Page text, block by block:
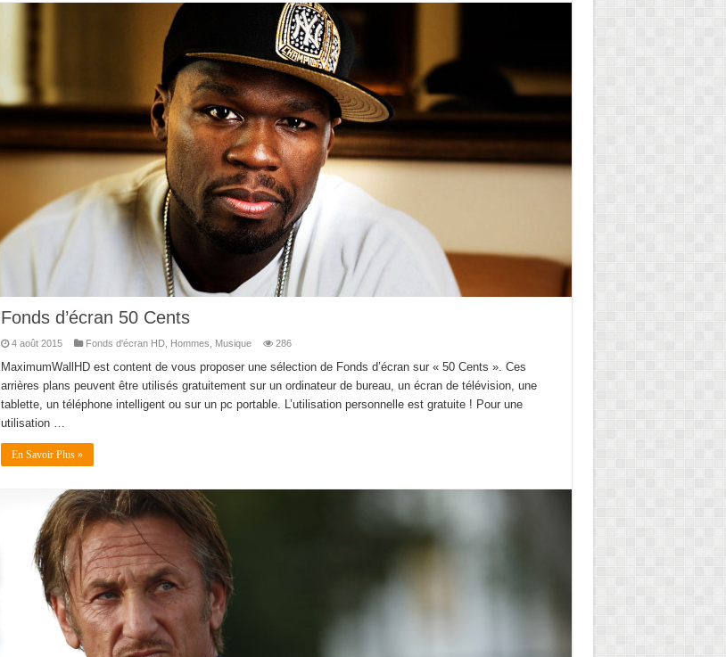
Fonds d’écran 50 Cents
4 août 2015 Fonds d'écran HD, Hommes Musique 286
MaximumWallHD est content de vous proposer une sélection de Fonds d’écran sur « 50 Cents ». Ces
arrières plans peuvent être utilisés gratuitement sur un ordinateur de bureau, un écran de télévision, une
tablette, un téléphone intelligent ou sur un pc portable. L’utilisation personnelle est gratuite ! Pour une
utilisation …
En Savoir Plus »